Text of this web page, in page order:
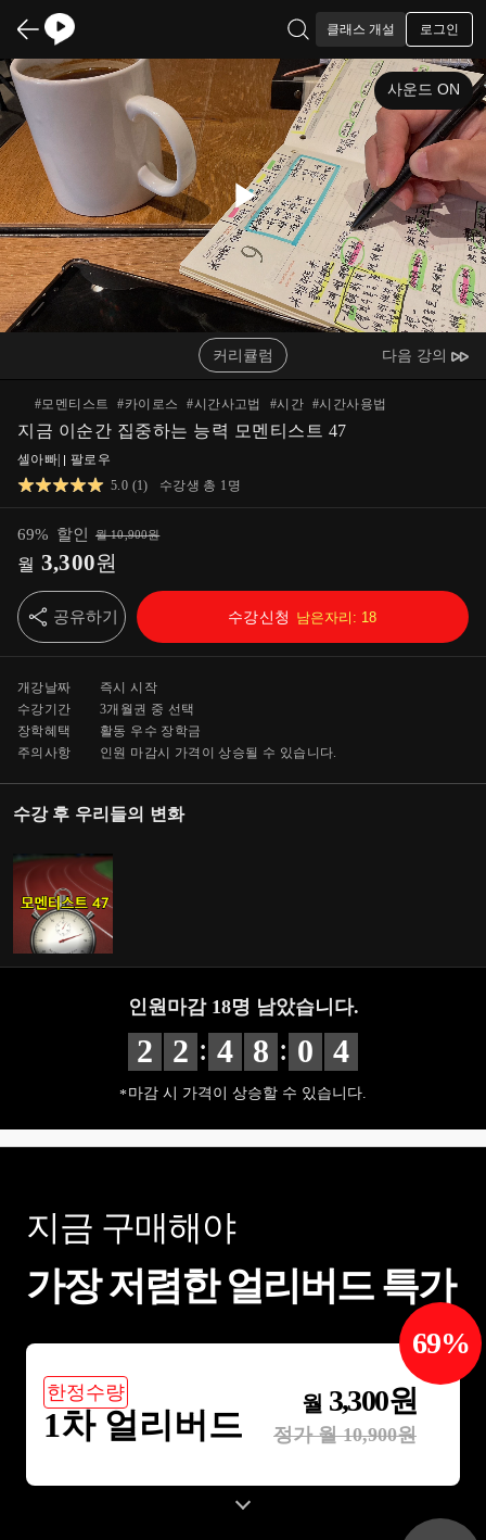
클래스 개설 로그인
Play
Video
사운드 ON
커리큘럼 다음 강의
#모멘티스트 #카이로스 #시간사고법 #시간 #시간사용법
지금 이순간 집중하는 능력 모멘티스트 47
셀아빠|
팔로우
5.0 (1) 수강생 총 1 명
69% 할인 월10,900원
월 3,300원
공유하기 수강신청 남은자리: 18
개강날짜
즉시 시작
수강기간
3개월 권 중 선택
장학혜택
활동 우수 장학금
주의사항
인원 마감시 가격이 상승될 수 있습니다.
수강 후 우리들의 변화
인원마감 18명 남았습니다.
2 2 : 4 8 : 0 2
마감 시 가격이 상승할 수 있습니다.
지금 구매해야
가장 저렴한 얼리버드 특가
한정수량
1차 얼리버드
월 3,300원
정가 월10,900원
69%